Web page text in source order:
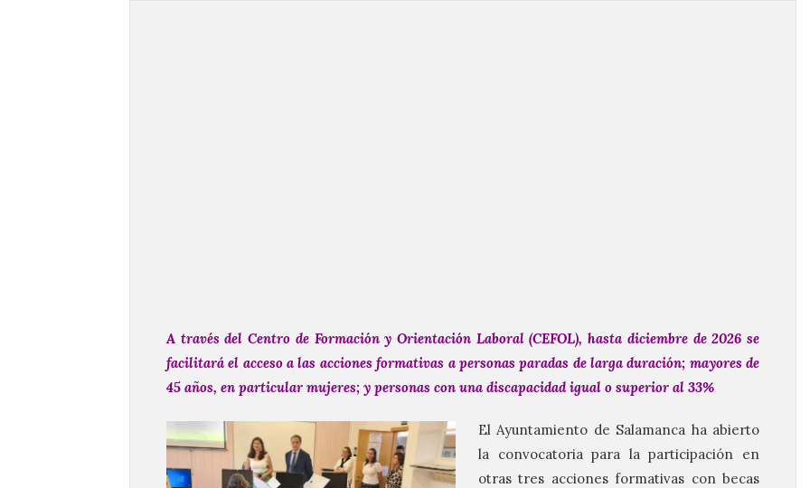
A través del Centro de Formación y Orientación Laboral (CEFOL), hasta diciembre de 2026 se
facilitará el acceso a las acciones formativas a personas paradas de larga duración; mayores de
45 años, en particular mujeres; y personas con una discapacidad igual o superior al 33%
El Ayuntamiento de Salamanca ha abierto
la convocatoria para la participación en
otras tres acciones formativas con becas